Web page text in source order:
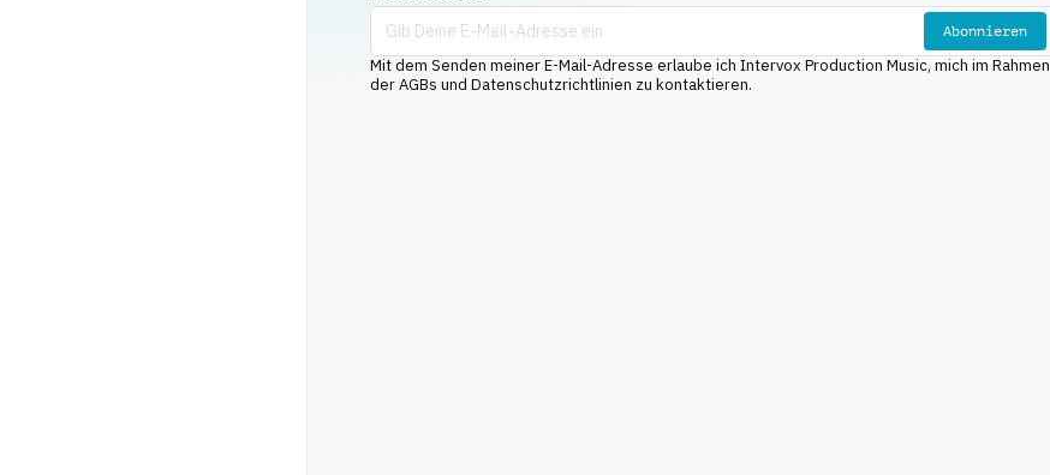
Abonnieren
Mit dem Senden meiner E-Mail-Adresse erlaube ich Intervox Production Music, mich im Rahmen
der AGBs und Datenschutzrichtlinien zu kontaktieren.